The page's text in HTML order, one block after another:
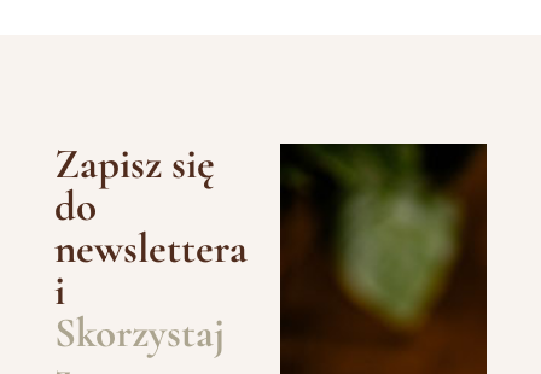
Zapisz się
do
newslettera
i
Skorzystaj